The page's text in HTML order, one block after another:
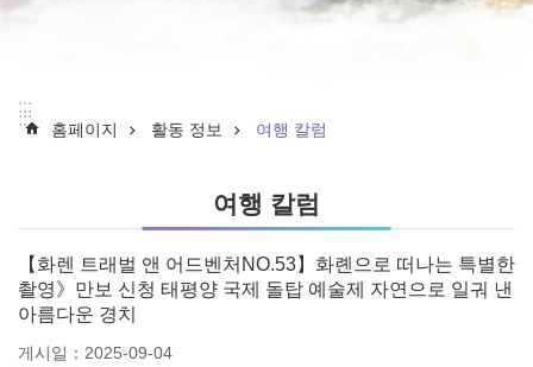
:::
::: 홈페이지 활동 정보 여행 칼럼
여행 칼럼
【화렌 트래벌 앤 어드벤처NO.53】화롄으로 떠나는 특별한
촬영》만보 신청 태평양 국제 돌탑 예술제 자연으로 일궈 낸
아름다운 경치
게시일：2025-09-04